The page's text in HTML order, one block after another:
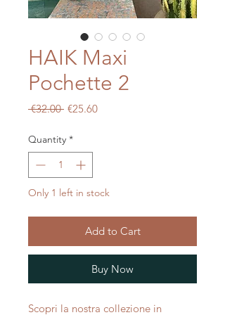
HAIK Maxi
Pochette 2
€32.00 Regular
€25.60Sale
Quantity *
Only 1 left in stock
Add to Cart
Buy Now
Scopri la nostra collezione in